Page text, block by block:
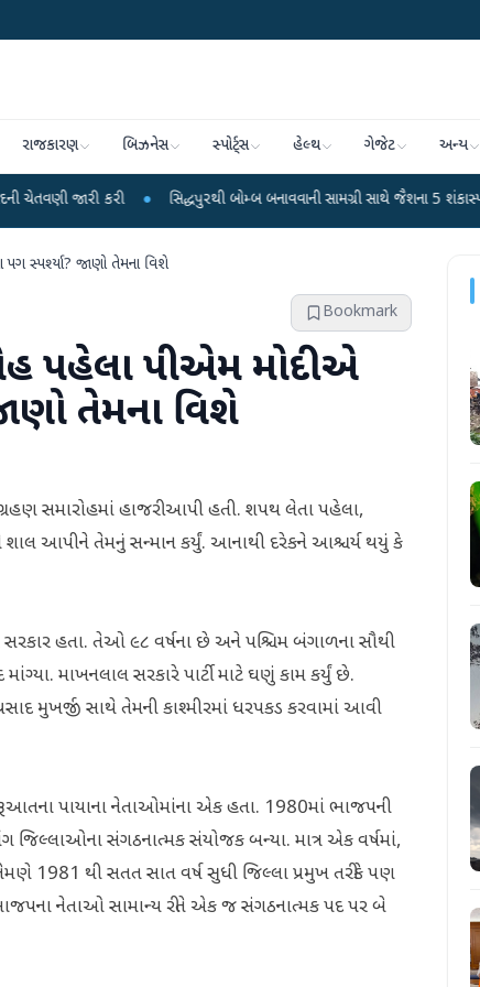
રાજકારણ બિઝનેસ સ્પોર્ટ્સ હેલ્થ ગેજેટ અન્ય
કરી ● સિદ્ધપુરથી બોમ્બ બનાવવાની સામગ્રી સાથે જૈશના 5 શંકાસ્પદ આતંકી
સ્પર્શ્યા? જાણો તેમના વિશે
Bookmark
પહેલા પીએમ મોદીએ
તેમના વિશે
સમારોહમાં હાજરી આપી હતી. શપથ લેતા પહેલા,
શાલ આપીને તેમનું સન્માન કર્યું. આનાથી દરેકને આશ્ચર્ય થયું કે
હતા. તેઓ ૯૮ વર્ષના છે અને પશ્ચિમ બંગાળના સૌથી
માખનલાલ સરકારે પાર્ટી માટે ઘણું કામ કર્યું છે.
મુખર્જી સાથે તેમની કાશ્મીરમાં ધરપકડ કરવામાં આવી
પાયાના નેતાઓમાંના એક હતા. 1980માં ભાજપની
જિલ્લાઓના સંગઠનાત્મક સંયોજક બન્યા. માત્ર એક વર્ષમાં,
1981 થી સતત સાત વર્ષ સુધી જિલ્લા પ્રમુખ તરીકે પણ
નેતાઓ સામાન્ય રીતે એક જ સંગઠનાત્મક પદ પર બે